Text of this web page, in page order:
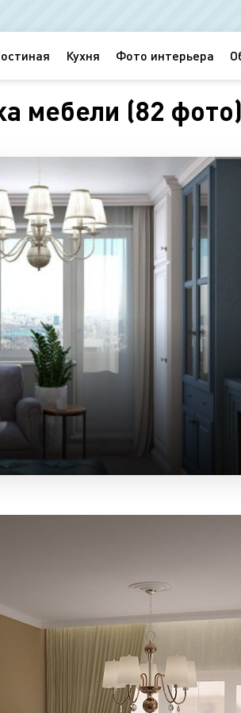
Кухня Фото интерьера
мебели (82